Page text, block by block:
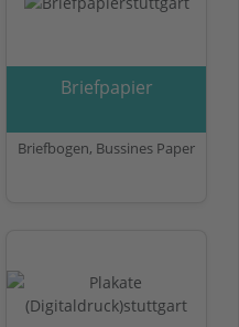
Briefpapier
Briefbogen, Bussines Paper